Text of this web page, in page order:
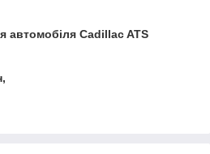
автомобіля Cadillac ATS